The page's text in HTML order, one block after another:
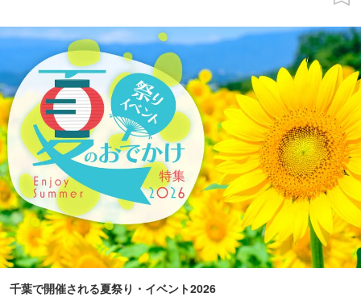
千葉で開催される夏祭り・イベント2026